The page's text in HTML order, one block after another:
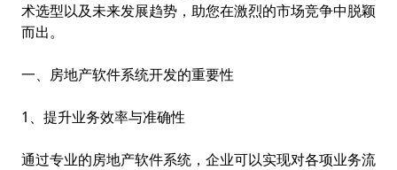
术选型以及未来发展趋势，助您在激烈的市场竞争中脱颖
而出。
一、房地产软件系统开发的重要性
1、提升业务效率与准确性
通过专业的房地产软件系统，企业可以实现对各项业务流